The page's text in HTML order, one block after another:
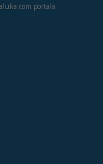
portala